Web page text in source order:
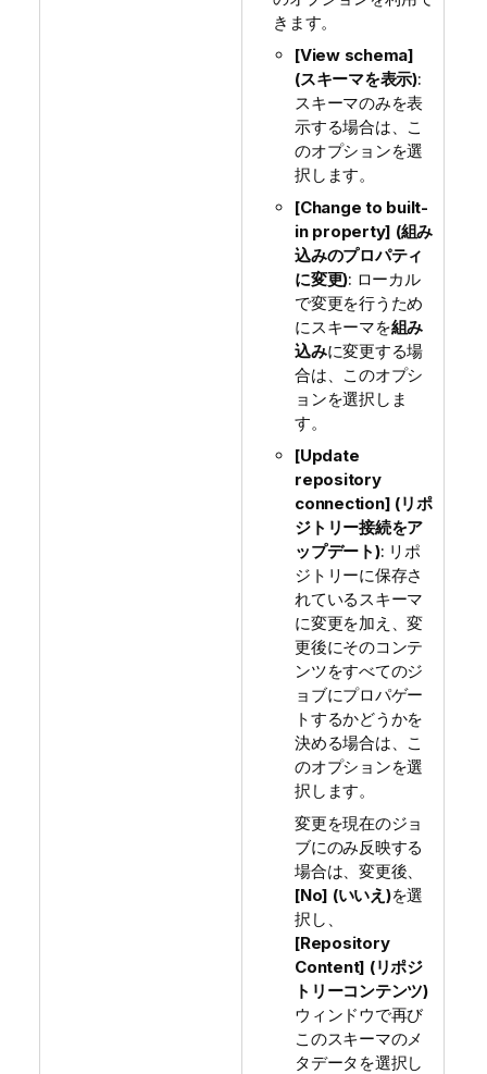
きます。
[View schema]
(スキーマを表示):
スキーマのみを表
示する場合は、こ
のオプションを選
択します。
[Change to built-
in property] (組み
込みのプロパティ
に変更): ローカル
で変更を行うため
にスキーマを組み
込みに変更する場
合は、このオプシ
ョンを選択しま
す。
[Update
repository
connection] (リポ
ジトリー接続をア
ップデート): リポ
ジトリーに保存さ
れているスキーマ
に変更を加え、変
更後にそのコンテ
ンツをすべてのジ
ョブにプロパゲー
トするかどうかを
決める場合は、こ
のオプションを選
択します。
変更を現在のジョ
ブにのみ反映する
場合は、変更後、
[No] (いいえ)を選
択し、
[Repository
Content] (リポジ
トリーコンテンツ)
ウィンドウで再び
このスキーマのメ
タデータを選択し